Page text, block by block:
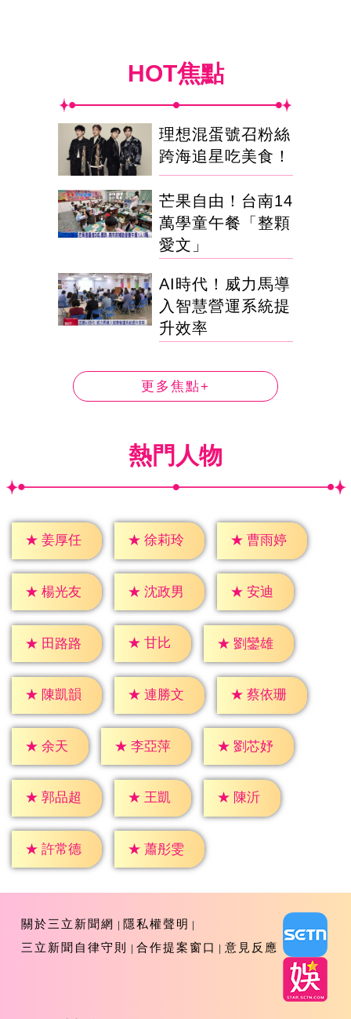
HOT焦點
理想混蛋號召粉絲
跨海追星吃美食！
芒果自由！台南14
萬學童午餐「整顆
愛文」
AI時代！威力馬導
入智慧營運系統提
升效率
更多焦點+
熱門人物
★ 姜厚任 ★ 徐莉玲 ★ 曹雨婷
★ 楊光友 ★ 沈政男 ★ 安迪
★ 田路路 ★ 甘比 ★ 劉鑾雄
★ 陳凱韻 ★ 連勝文 ★ 蔡依珊
★ 余天 ★ 李亞萍 ★ 劉芯妤
★ 郭品超 ★ 王凱 ★ 陳沂
★ 許常德 ★ 蕭彤雯
關於三立新聞網
隱私權聲明
三立新聞自律守則
合作提案窗口 意見反應